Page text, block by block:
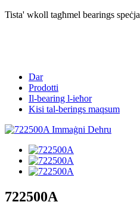
Tista' wkoll tagħmel bearings
Dar
Prodotti
Il-bearing l-ieħor
Kisi tal-berings maqsum
722500A